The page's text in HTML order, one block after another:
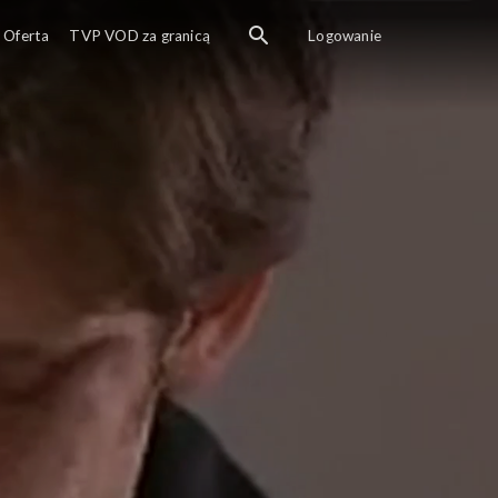
Oferta TVP VOD za granicą Logowanie